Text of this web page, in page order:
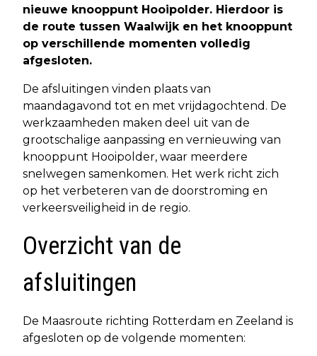
nieuwe knooppunt Hooipolder. Hierdoor is
de route tussen Waalwijk en het knooppunt
op verschillende momenten volledig
afgesloten.
De afsluitingen vinden plaats van
maandagavond tot en met vrijdagochtend. De
werkzaamheden maken deel uit van de
grootschalige aanpassing en vernieuwing van
knooppunt Hooipolder, waar meerdere
snelwegen samenkomen. Het werk richt zich
op het verbeteren van de doorstroming en
verkeersveiligheid in de regio.
Overzicht van de
afsluitingen
De Maasroute richting Rotterdam en Zeeland is
afgesloten op de volgende momenten: